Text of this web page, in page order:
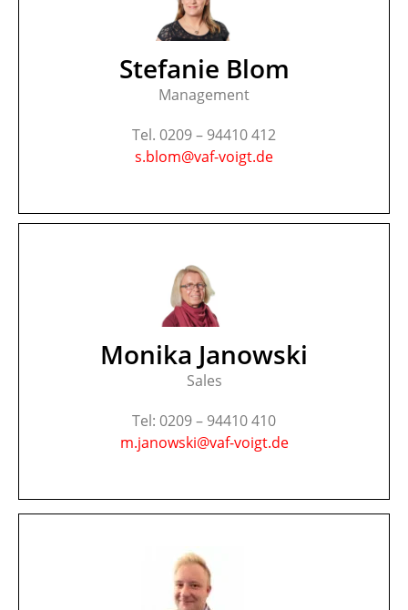
Stefanie Blom
Management
Tel. 0209 – 94410 412
s.blom@vaf-voigt.de
Monika Janowski
Sales
Tel: 0209 – 94410 410
m.janowski@vaf-voigt.de